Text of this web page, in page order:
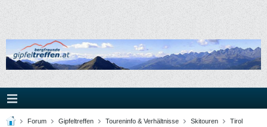
Forum Gipfeltreffen Toureninfo & Verhältnisse Skitouren Tirol